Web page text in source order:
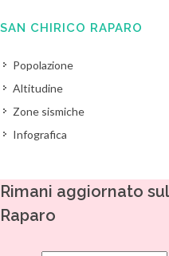
SAN CHIRICO RAPARO
Popolazione
Altitudine
Zone sismiche
Infografica
Rimani aggiornato
Raparo